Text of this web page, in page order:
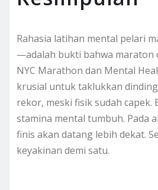
Rahasia latihan mental pelari
—adalah bukti bahwa maraton
NYC Marathon dan Mental
krusial untuk taklukkan
rekor, meski fisik sudah
stamina mental tumbuh. Pada
finis akan datang lebih dekat.
keyakinan demi satu.